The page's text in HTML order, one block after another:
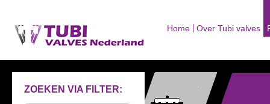
Home Over Tubi valves
ZOEKEN VIA FILTER: